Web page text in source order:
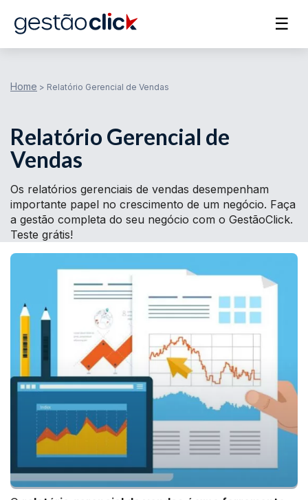
☰
Home > Relatório Gerencial de Vendas
Relatório Gerencial de
Vendas
Os relatórios gerenciais de vendas desempenham
importante papel no crescimento de um negócio. Faça
a gestão completa do seu negócio com o GestãoClick.
Teste grátis!